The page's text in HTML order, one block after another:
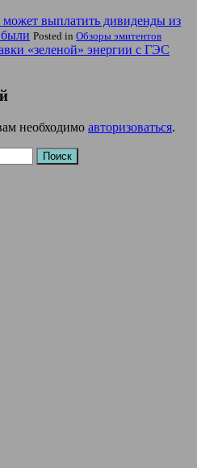
выплатить дивиденды из
Posted in Обзоры эмитентов
«зеленой» энергии с ГЭС
необходимо авторизоваться.